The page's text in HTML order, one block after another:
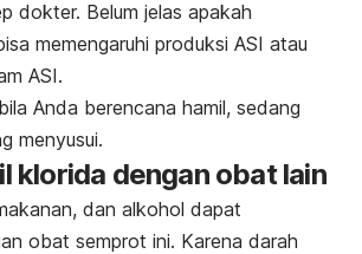
dokter. Belum jelas apakah
memengaruhi produksi ASI atau
ASI.
Anda berencana hamil, sedang
menyusui.
klorida dengan obat lain
dan alkohol dapat
obat semprot ini. Karena darah